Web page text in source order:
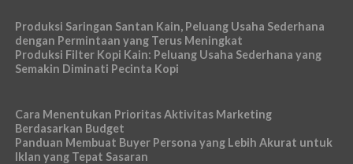
Produksi Saringan Santan Kain, Peluang Usaha Sederhana
dengan Permintaan yang Terus Meningkat
Produksi Filter Kopi Kain: Peluang Usaha Sederhana yang
Semakin Diminati Pecinta Kopi
Cara Menentukan Prioritas Aktivitas Marketing
Berdasarkan Budget
Panduan Membuat Buyer Persona yang Lebih Akurat untuk
Iklan yang Tepat Sasaran